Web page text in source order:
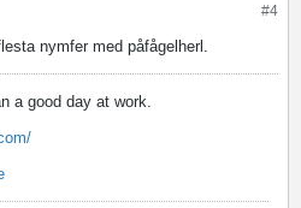
#4
nymfer med påfågelherl.
a good day at work.